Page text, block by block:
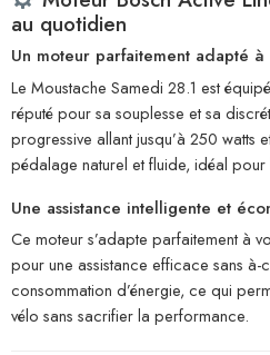
au quotidien
Un moteur parfaitement adapté à
Le Moustache Samedi 28.1 est
réputé pour sa souplesse et sa
progressive allant jusqu’à 250
pédalage naturel et fluide, idéal
Une assistance intelligente et
Ce moteur s’adapte parfaitement à
pour une assistance efficace sans
consommation d’énergie, ce qui
vélo sans sacrifier la performance.